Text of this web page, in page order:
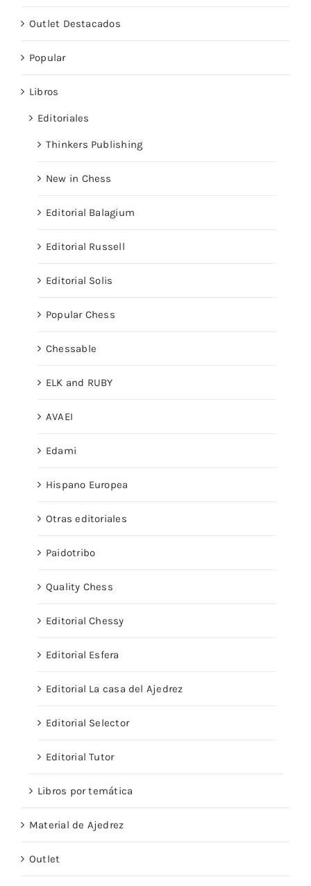
Outlet Destacados
Popular
Libros
Editoriales
Thinkers Publishing
New in Chess
Editorial Balagium
Editorial Russell
Editorial Solis
Popular Chess
Chessable
ELK and RUBY
AVAEI
Edami
Hispano Europea
Otras editoriales
Paidotribo
Quality Chess
Editorial Chessy
Editorial Esfera
Editorial La casa del Ajedrez
Editorial Selector
Editorial Tutor
Libros por temática
Material de Ajedrez
Outlet